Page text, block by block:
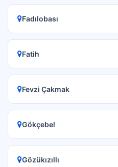
Fadılobası
Fatih
Fevzi Çakmak
Gökçebel
Gözükızıllı